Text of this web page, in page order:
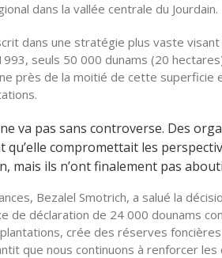
dans la vallée centrale du Jourdain.
dans une stratégie plus vaste
seuls 50 000 dunams (20
près de la moitié de cette superficie
va pas sans controverse. Des
qu’elle compromettait les
mais ils n’ont finalement pas
Bezalel Smotrich, a salué la
de déclaration de 24 000 dounams
crée des réserves
que nous continuons à renforcer